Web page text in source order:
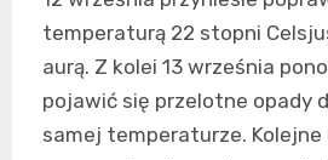
temperaturą 22 stopni
aurą. Z kolei 13 września
pojawić się przelotne opady
samej temperaturze. Kolejne